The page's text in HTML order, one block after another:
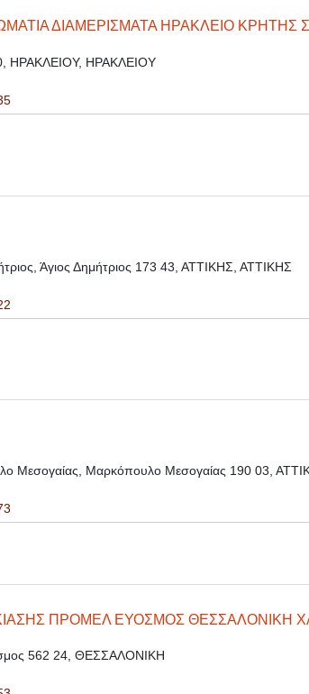
ΔΙΑΜΕΡΙΣΜΑΤΑ ΗΡΑΚΛΕΙΟ
ΗΡΑΚΛΕΙΟΥ, ΗΡΑΚΛΕΙΟΥ
Άγιος Δημήτριος 173 43, ΑΤΤΙΚΗΣ, ΑΤΤΙΚΗΣ
Μεσογαίας, Μαρκόπουλο Μεσογαίας 190 03,
ΠΡΟΜΕΛ ΕΥΟΣΜΟΣ ΘΕΣΣΑΛΟΝΙΚΗ
562 24, ΘΕΣΣΑΛΟΝΙΚΗ